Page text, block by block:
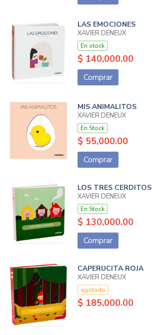
LAS EMOCIONES
XAVIER DENEUX
En stock
$ 140,000.00
Comprar
MIS ANIMALITOS
XAVIER DENEUX
En Stock
$ 55,000.00
Comprar
LOS TRES CERDITOS
XAVIER DENEUX
En Stock
$ 130,000.00
Comprar
CAPERUCITA ROJA
XAVIER DENEUX
agotado
$ 185,000.00